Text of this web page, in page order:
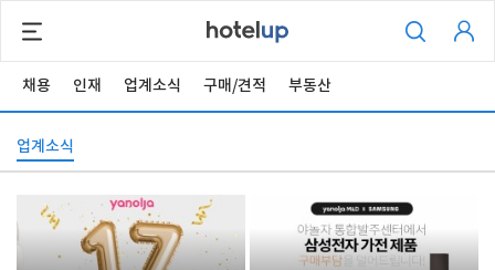
채용 인재 업계소식 구매/견적 부동산
업계소식